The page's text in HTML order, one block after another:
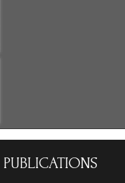
PUBLICATIONS